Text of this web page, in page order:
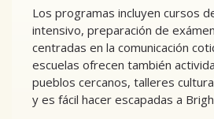
Los programas incluyen cursos
intensivo, preparación de
centradas en la comunicación
escuelas ofrecen también
pueblos cercanos, talleres
y es fácil hacer escapadas a